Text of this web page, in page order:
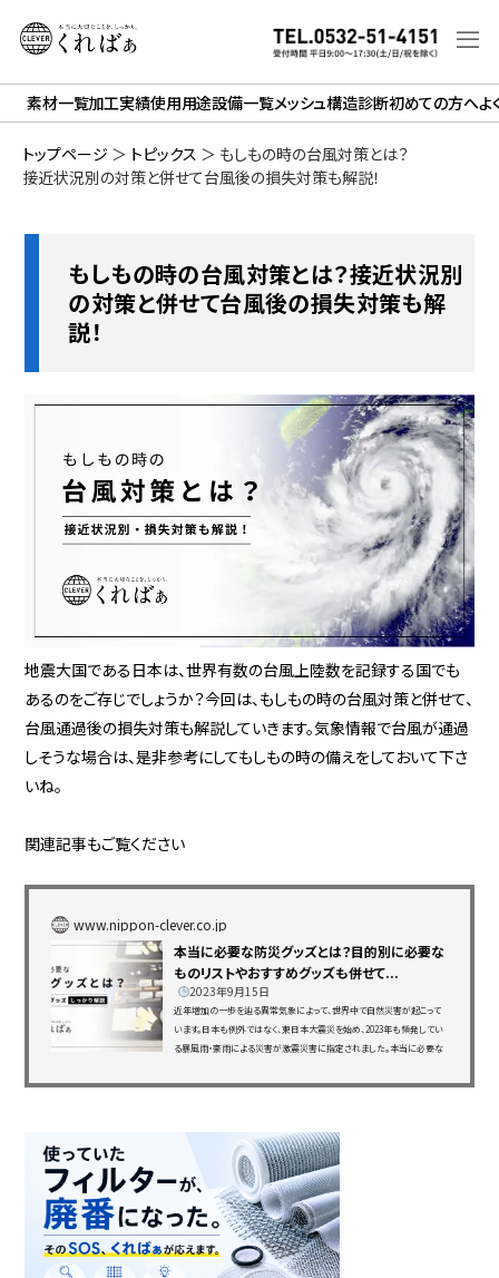
素材一覧加工実績使用用途設備一覧メッシュ構造診断初めての方へよ
トップページ ＞ トピックス ＞ もしもの時の台風対策とは？
接近状況別の対策と併せて台風後の損失対策も解説！
もしもの時の台風対策とは？接近状況別
の対策と併せて台風後の損失対策も解
説！
地震大国である日本は、世界有数の台風上陸数を記録する国でも
あるのをご存じでしょうか？今回は、もしもの時の台風対策と併せて、
台風通過後の損失対策も解説していきます。気象情報で台風が通過
しそうな場合は、是非参考にしてもしもの時の備えをしておいて下さ
いね。
関連記事もご覧ください
www.nippon-clever.co.jp
本当に必要な防災グッズとは？目的別に必要な
ものリストやおすすめグッズも併せて...
2023年9月15日
近年増加の一歩を辿る異常気象によって、世界中で自然災害が起こって
います。日本も例外ではなく、東日本大震災を始め、2023年も頻発してい
る暴風雨・豪雨による災害が激震災害に指定されました。本当に必要な
を、目的別やおすすめグッズも併せて解説...